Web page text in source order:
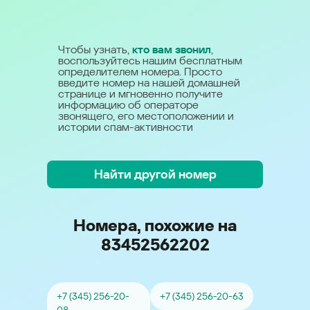
Чтобы узнать, кто вам звонил,
воспользуйтесь нашим бесплатным
определителем номера. Просто
введите номер на нашей домашней
странице и мгновенно получите
информацию об операторе
звонящего, его местоположении и
истории спам-активности
Найти другой номер
Номера, похожие на
83452562202
+7 (345) 256-20-
+7 (345) 256-20-63